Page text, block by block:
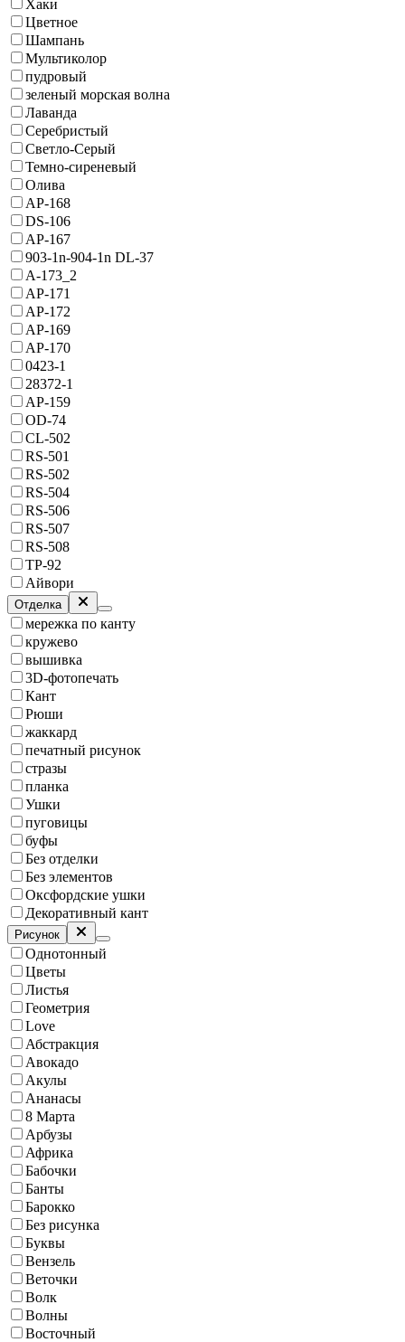
Хаки
Цветное
Шампань
Мультиколор
пудровый
зеленый морская волна
Лаванда
Серебристый
Светло-Серый
Темно-сиреневый
Олива
AP-168
DS-106
AP-167
903-1n-904-1n DL-37
A-173_2
AP-171
AP-172
AP-169
AP-170
0423-1
28372-1
AP-159
OD-74
CL-502
RS-501
RS-502
RS-504
RS-506
RS-507
RS-508
TP-92
Айвори
Отделка
мережка по канту
кружево
вышивка
3D-фотопечать
Кант
Рюши
жаккард
печатный рисунок
стразы
планка
Ушки
пуговицы
буфы
Без отделки
Без элементов
Оксфордские ушки
Декоративный кант
Рисунок
Однотонный
Цветы
Листья
Геометрия
Love
Абстракция
Авокадо
Акулы
Ананасы
8 Марта
Арбузы
Африка
Бабочки
Банты
Барокко
Без рисунка
Буквы
Вензель
Веточки
Волк
Волны
Восточный